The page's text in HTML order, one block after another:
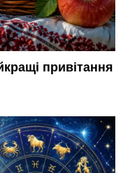
привітання